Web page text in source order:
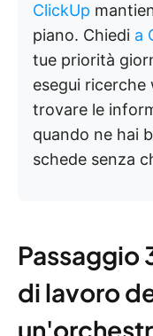
ClickUp
piano. Chiedi a
tue priorità
esegui
trovare le
quando ne hai
schede senza
Passaggio
di lavoro